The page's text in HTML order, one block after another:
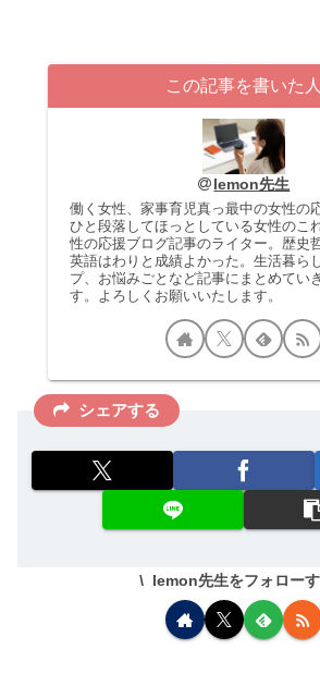
この記事を書いた人
lemon先生
働く女性、家事育児真っ最中の女性の
ひと段落してほっとしている女性のこ
性の応援ブログ記事のライター。歴史
英語はわりと成績よかった。生活暮ら
プ、お悩みごとなど記事にまとめてい
す。よろしくお願いいたします。
シェアする
lemon先生をフォロー